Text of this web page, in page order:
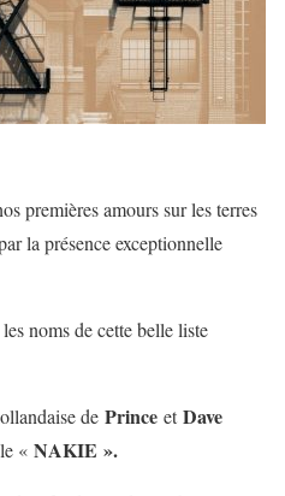
premières amours sur les terres
la présence exceptionnelle
noms de cette belle liste
de Prince etDave
« NAKIE ».